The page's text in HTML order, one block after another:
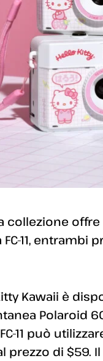
collezione
11,
Kawaii è
Polaroid
11 può
prezzo di $59.